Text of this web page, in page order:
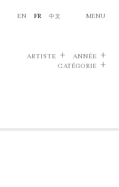
EN FR 中文 MENU
ARTISTE
ANNÉE
CATÉGORIE